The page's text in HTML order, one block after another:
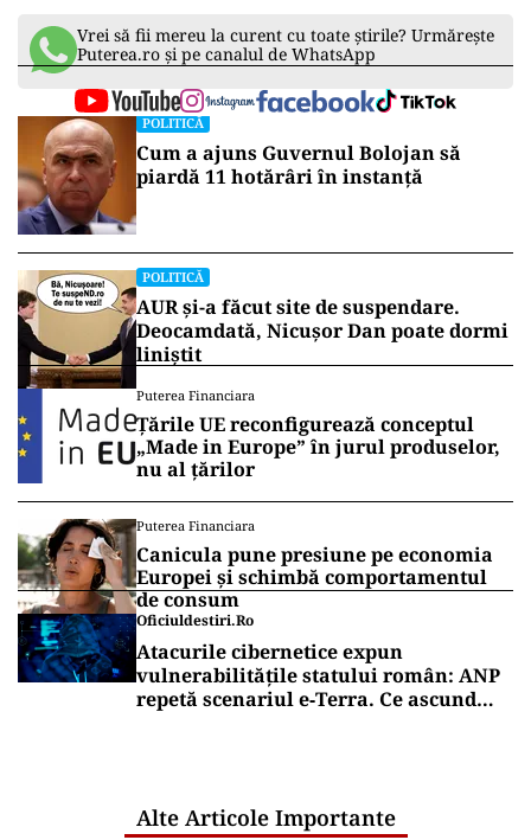
Vrei să fii mereu la curent cu toate știrile? Urmărește
Puterea.ro și pe canalul de WhatsApp
POLITICĂ
Cum a ajuns Guvernul Bolojan să
piardă 11 hotărâri în instanță
POLITICĂ
AUR și-a făcut site de suspendare.
Deocamdată, Nicușor Dan poate dormi
liniștit
Puterea Financiara
Țările UE reconfigurează conceptul
„Made in Europe” în jurul produselor,
nu al țărilor
Puterea Financiara
Canicula pune presiune pe economia
Europei și schimbă comportamentul
de consum
Oficiuldestiri.ro
Atacurile cibernetice expun
vulnerabilitățile statului român: ANP
repetă scenariul e‑Terra. Ce ascund
Alte Articole Importante